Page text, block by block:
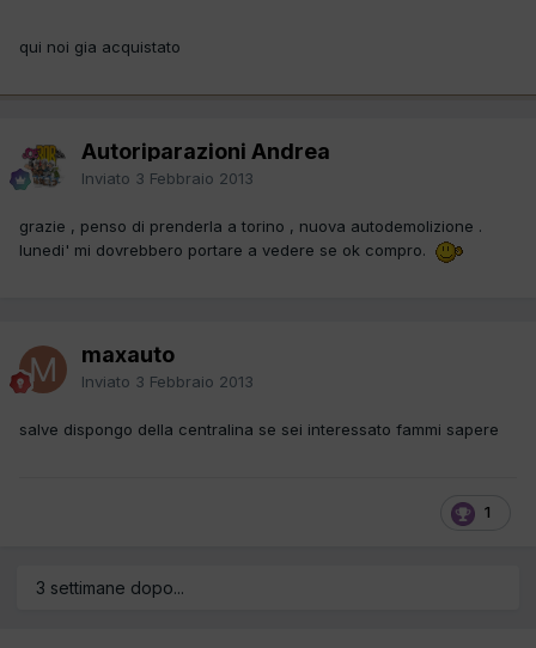
qui noi gia acquistato
Autoriparazioni Andrea
Inviato 3 Febbraio 2013
grazie , penso di prenderla a torino , nuova autodemolizione .
lunedi' mi dovrebbero portare a vedere se ok compro.
maxauto
Inviato 3 Febbraio 2013
salve dispongo della centralina se sei interessato fammi sapere
1
3 settimane dopo...